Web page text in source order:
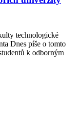
technologické
Dnes píše o tomto
k odborným